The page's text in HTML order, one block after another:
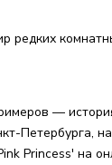
—
Петербурга,
Princess' на